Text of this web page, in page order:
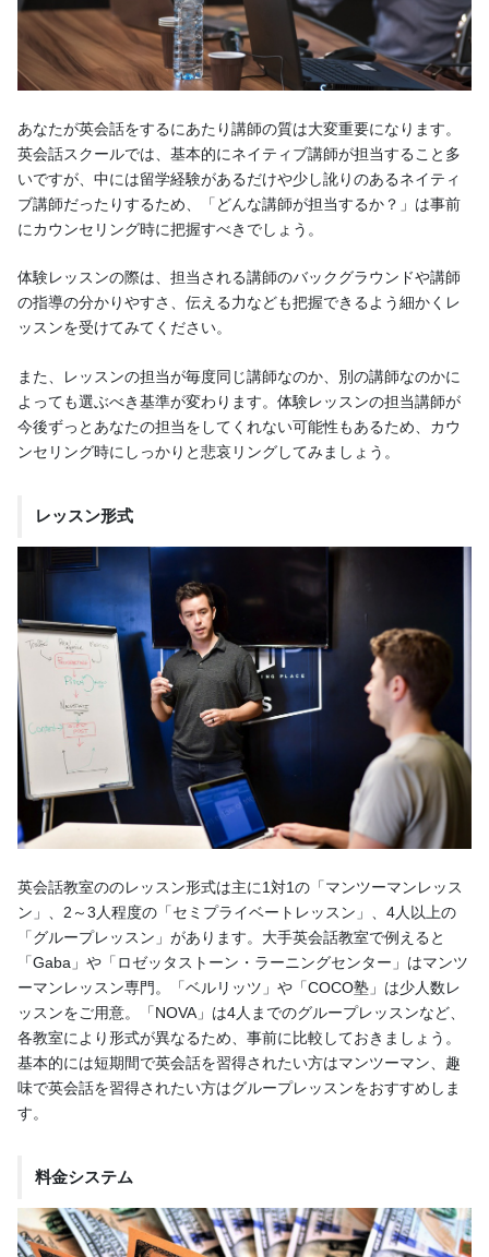
あなたが英会話をするにあたり講師の質は大変重要になります。
英会話スクールでは、基本的にネイティブ講師が担当すること多
いですが、中には留学経験があるだけや少し訛りのあるネイティ
ブ講師だったりするため、「どんな講師が担当するか？」は事前
にカウンセリング時に把握すべきでしょう。
体験レッスンの際は、担当される講師のバックグラウンドや講師
の指導の分かりやすさ、伝える力なども把握できるよう細かくレ
ッスンを受けてみてください。
また、レッスンの担当が毎度同じ講師なのか、別の講師なのかに
よっても選ぶべき基準が変わります。体験レッスンの担当講師が
今後ずっとあなたの担当をしてくれない可能性もあるため、カウ
ンセリング時にしっかりと悲哀リングしてみましょう。
レッスン形式
英会話教室ののレッスン形式は主に1対1の「マンツーマンレッス
ン」、2～3人程度の「セミプライベートレッスン」、4人以上の
「グループレッスン」があります。大手英会話教室で例えると
「Gaba」や「ロゼッタストーン・ラーニングセンター」はマンツ
ーマンレッスン専門。「ベルリッツ」や「COCO塾」は少人数レ
ッスンをご用意。「NOVA」は4人までのグループレッスンなど、
各教室により形式が異なるため、事前に比較しておきましょう。
基本的には短期間で英会話を習得されたい方はマンツーマン、趣
味で英会話を習得されたい方はグループレッスンをおすすめしま
す。
料金システム